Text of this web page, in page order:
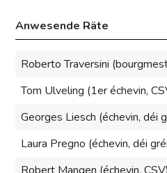
Anwesende Räte
Roberto Traversini
Tom Ulveling (1er échevin,
Georges Liesch (échevin, déi
Laura Pregno (échevin, déi